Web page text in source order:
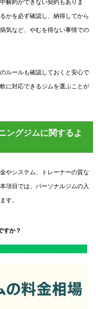
解約ができない契約もありま
かを必ず確認し、納得してから
気など、やむを得ない事情での
ルールも確認しておくと安心で
に対応できるジムを選ぶことが
ングジムに関するよ
やシステム、トレーナーの質な
項目では、パーソナルジムの入
す。
すか？